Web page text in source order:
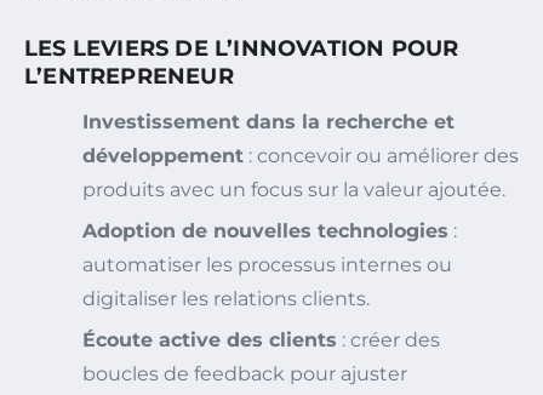
LES LEVIERS DE L’INNOVATION POUR
L’ENTREPRENEUR
Investissement dans la recherche et
développement : concevoir ou améliorer des
produits avec un focus sur la valeur ajoutée.
Adoption de nouvelles technologies :
automatiser les processus internes ou
digitaliser les relations clients.
Écoute active des clients : créer des
boucles de feedback pour ajuster